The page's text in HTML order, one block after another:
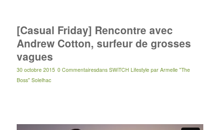
[Casual Friday] Rencontre avec
Andrew Cotton, surfeur de grosses
vagues
30 octobre 2015 0 Commentairesdans SWiTCH Lifestyle par Armelle "The
Boss" Solelhac